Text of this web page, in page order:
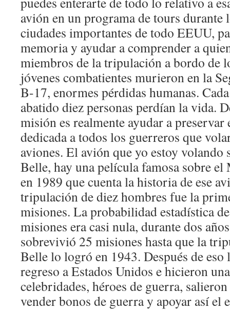
avión en un programa de tours durante
ciudades importantes de todo EEUU,
memoria y ayudar a comprender a
miembros de la tripulación a bordo de
jóvenes combatientes murieron en la
B-17, enormes pérdidas humanas.
abatido diez personas perdían la vida.
misión es realmente ayudar a preservar
dedicada a todos los guerreros que
aviones. El avión que yo estoy volando
Belle, hay una película famosa sobre
en 1989 que cuenta la historia de ese
tripulación de diez hombres fue la
misiones. La probabilidad estadística
misiones era casi nula, durante dos
sobrevivió 25 misiones hasta que la
Belle lo logró en 1943. Después de
regreso a Estados Unidos e hicieron
celebridades, héroes de guerra,
vender bonos de guerra y apoyar así el